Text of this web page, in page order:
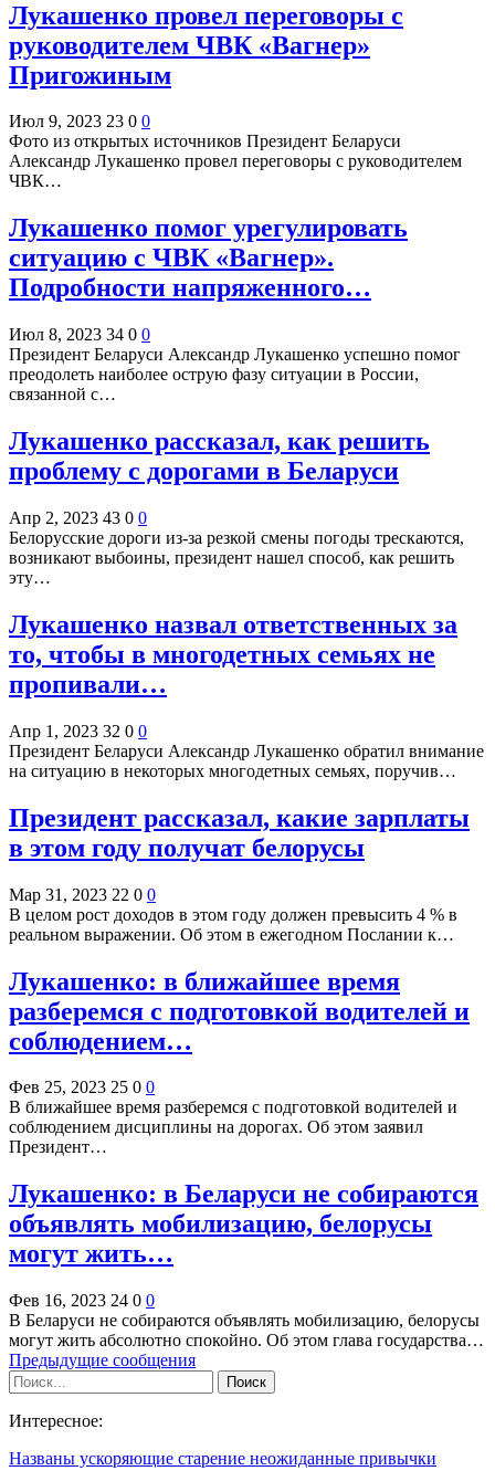
Лукашенко провел переговоры с
руководителем ЧВК «Вагнер»
Пригожиным
Июл 9, 2023 23 0 0
Фото из открытых источников Президент Беларуси
Александр Лукашенко провел переговоры с руководителем
ЧВК…
Лукашенко помог урегулировать
ситуацию с ЧВК «Вагнер».
Подробности напряженного…
Июл 8, 2023 34 0 0
Президент Беларуси Александр Лукашенко успешно помог
преодолеть наиболее острую фазу ситуации в России,
связанной с…
Лукашенко рассказал, как решить
проблему с дорогами в Беларуси
Апр 2, 2023 43 0 0
Белорусские дороги из-за резкой смены погоды трескаются,
возникают выбоины, президент нашел способ, как решить
эту…
Лукашенко назвал ответственных за
то, чтобы в многодетных семьях не
пропивали…
Апр 1, 2023 32 0 0
Президент Беларуси Александр Лукашенко обратил внимание
на ситуацию в некоторых многодетных семьях, поручив…
Президент рассказал, какие зарплаты
в этом году получат белорусы
Мар 31, 2023 22 0 0
В целом рост доходов в этом году должен превысить 4 % в
реальном выражении. Об этом в ежегодном Послании к…
Лукашенко: в ближайшее время
разберемся с подготовкой водителей и
соблюдением…
Фев 25, 2023 25 0 0
В ближайшее время разберемся с подготовкой водителей и
соблюдением дисциплины на дорогах. Об этом заявил
Президент…
Лукашенко: в Беларуси не собираются
объявлять мобилизацию, белорусы
могут жить…
Фев 16, 2023 24 0 0
В Беларуси не собираются объявлять мобилизацию, белорусы
могут жить абсолютно спокойно. Об этом глава государства…
Предыдущие сообщения
Интересное:
Названы ускоряющие старение неожиданные привычки